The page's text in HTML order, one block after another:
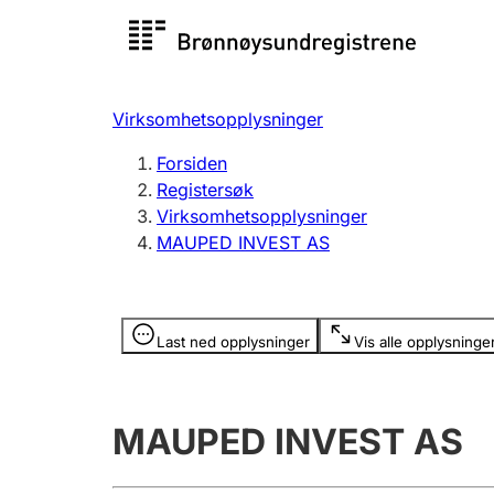
Registersøk
Registrere, endre, slette
Virksomhetsopplysninger
Forsiden
Registersøk
Virksomhetsopplysninger
MAUPED INVEST AS
Last ned opplysninger Vis alle
Opplysninger er skjult
MAUPED INVEST AS